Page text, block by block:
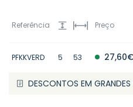
Referência Preço
PFKKVERD 5 53
DESCONTOS EM